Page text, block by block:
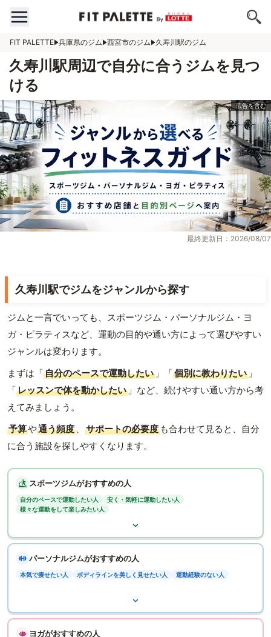
FIT PALETTE 兵庫県のジム 西宮市のジム 久寿川駅のジム
久寿川駅周辺で自分に合うジムを見つ
ける
最終更新日：2026/08/07
久寿川駅でジムをジャンルから探す
ジムと一言でいっても、スポーツジム・パーソナルジム・ヨ
ガ・ピラティスなど、運動の目的や通い方によって選びやすい
ジャンルは変わります。
まずは「自分のペースで運動したい 」「個別に教わりたい 」
「レッスンで体を動かしたい 」など、続けやすい通い方から考
えてみましょう。
予算や通う頻度 、 サポートの必要度 も合わせて見ると、自分
に合う施設を探しやすくなります。
スポーツジムがおすすめの人
自分のペースで運動したい人
安く・気軽に運動したい人
様々な運動をして楽しみたい人
パーソナルジムがおすすめの人
本気で痩せたい人 ボディラインを美しく見せたい人 運動経験のない人
ヨガがおすすめの人